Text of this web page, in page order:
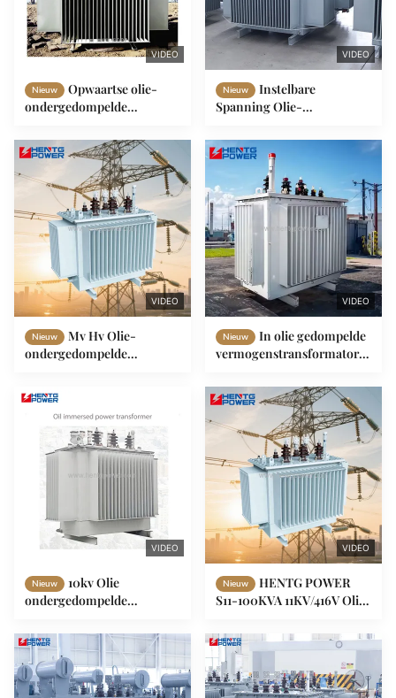
VIDEO
Nieuw
Opwaartse olie-
ondergedompelde
transformator voor
substation
VIDEO
Nieuw
Instelbare
Spanning Olie-
Transformator 6.3-10KV
250-630kVA 3-Fase Multi-
Wikkeling
VIDEO
Nieuw
Mv Hv Olie-
ondergedompelde
Distributietransformator
60Hz
VIDEO
Nieuw
In olie gedompelde
vermogenstransformator
buitenopstelling, 250 kVA
315 kVA, driefasig
VIDEO
Nieuw
10kv Olie
ondergedompelde
125kva 160kva 200kva
250kva 0.4kv Dubbele
wikkeling
VIDEO
Nieuw
HENTG POWER
S11-100KVA 11KV/416V Olie
transformator